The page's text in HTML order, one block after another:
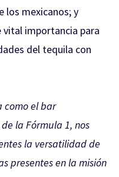
los mexicanos; y
importancia para
del tequila con
como el bar
la Fórmula 1, nos
la versatilidad de
presentes en la misión